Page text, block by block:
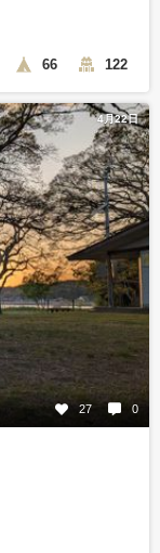
66 122
4月22日
27 0